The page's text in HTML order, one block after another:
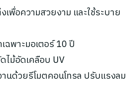
พื่อความสวยงาม และใช้ระบาย
ฉพาะมอเตอร์ 10 ปี
ไม้อัดเคลือบ UV
นด้วยรีโมตคอนโทรล ปรับแรงลม